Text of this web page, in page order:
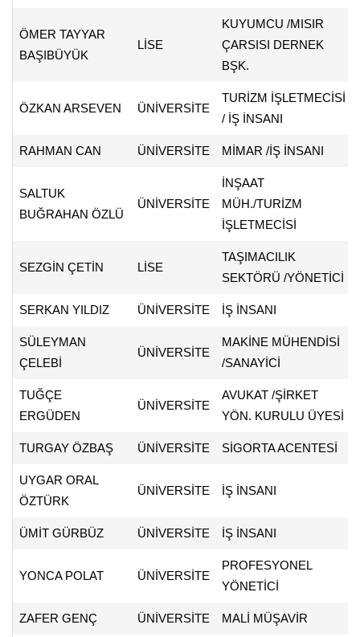
ÖMER TAYYAR
BAŞIBÜYÜK
LİSE
KUYUMCU /MISIR
ÇARSISI DERNEK
BŞK.
ÖZKAN ARSEVEN ÜNİVERSİTE
TURİZM İŞLETMECİSİ
/ İŞ İNSANI
RAHMAN CAN ÜNİVERSİTE MİMAR /İŞ İNSANI
SALTUK
BUĞRAHAN ÖZLÜ
ÜNİVERSİTE
İNŞAAT
MÜH./TURİZM
İŞLETMECİSİ
SEZGİN ÇETİN LİSE
TAŞIMACILIK
SEKTÖRÜ /YÖNETİCİ
SERKAN YILDIZ ÜNİVERSİTE İŞ İNSANI
SÜLEYMAN
ÇELEBİ
ÜNİVERSİTE
MAKİNE MÜHENDİSİ
/SANAYİCİ
TUĞÇE
ERGÜDEN
ÜNİVERSİTE
AVUKAT /ŞİRKET
YÖN. KURULU ÜYESİ
TURGAY ÖZBAŞ ÜNİVERSİTE SİGORTA ACENTESİ
UYGAR ORAL
ÖZTÜRK
ÜNİVERSİTE İŞ İNSANI
ÜMİT GÜRBÜZ ÜNİVERSİTE İŞ İNSANI
YONCA POLAT ÜNİVERSİTE
PROFESYONEL
YÖNETİCİ
ZAFER GENÇ ÜNİVERSİTE MALİ MÜŞAVİR